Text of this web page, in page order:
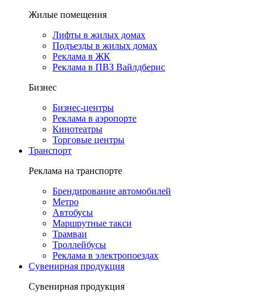
Жилые помещения
Лифты в жилых домах
Подъезды в жилых домах
Реклама в ЖК
Реклама в ПВЗ Вайлдберис
Бизнес
Бизнес-центры
Реклама в аэропорте
Кинотеатры
Торговые центры
Транспорт
Реклама на транспорте
Брендирование автомобилей
Метро
Автобусы
Маршрутные такси
Трамваи
Троллейбусы
Реклама в электропоездах
Сувенирная продукция
Сувенирная продукция